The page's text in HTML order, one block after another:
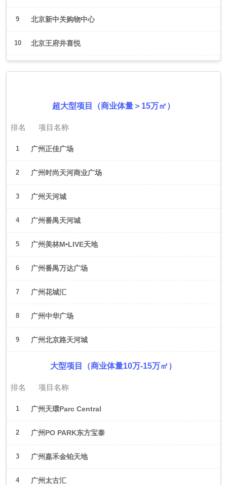
9 北京新中关购物中心
10 北京王府井喜悦
超大型项目（商业体量＞15万㎡）
排名 项目名称
1 广州正佳广场
2 广州时尚天河商业广场
3 广州天河城
4 广州番禺天河城
5 广州美林M•LIVE天地
6 广州番禺万达广场
7 广州花城汇
8 广州中华广场
9 广州北京路天河城
大型项目（商业体量10万-15万㎡）
排名 项目名称
1 广州天環Parc Central
2 广州PO PARK东方宝泰
3 广州嘉禾金铂天地
4 广州太古汇